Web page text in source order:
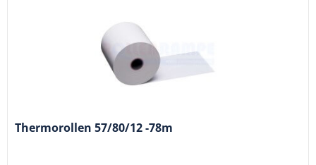
Thermorollen 57/80/12 -78m